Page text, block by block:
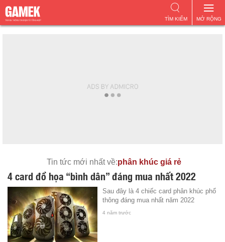
MỞ RỘNG
TÌM KIẾM
Tin tức mới nhất về:phân khúc giá rẻ
4 card đồ họa “bình dân” đáng mua nhất 2022
Sau đây là 4 chiếc card phân khúc phổ
thông đáng mua nhất năm 2022
4 năm trước